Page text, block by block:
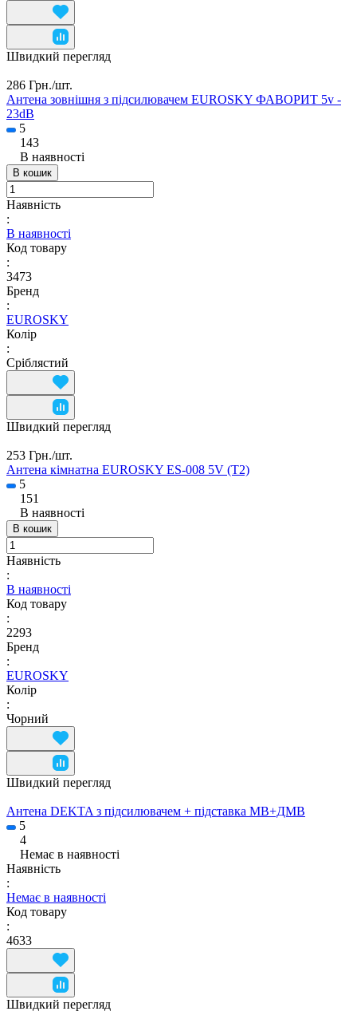
Швидкий перегляд
286 Грн./шт.
Антена зовнішня з підсилювачем EUROSKY ФАВОРИТ 5v -
23dB
5
143
В наявності
В кошик
Наявність
:
В наявності
Код товару
:
3473
Бренд
:
EUROSKY
Колір
:
Сріблястий
Швидкий перегляд
253 Грн./шт.
Антена кімнатна EUROSKY ES-008 5V (T2)
5
151
В наявності
В кошик
Наявність
:
В наявності
Код товару
:
2293
Бренд
:
EUROSKY
Колір
:
Чорний
Швидкий перегляд
Антена DEKTA з підсилювачем + підставка МВ+ДМВ
5
4
Немає в наявності
Наявність
:
Немає в наявності
Код товару
:
4633
Швидкий перегляд